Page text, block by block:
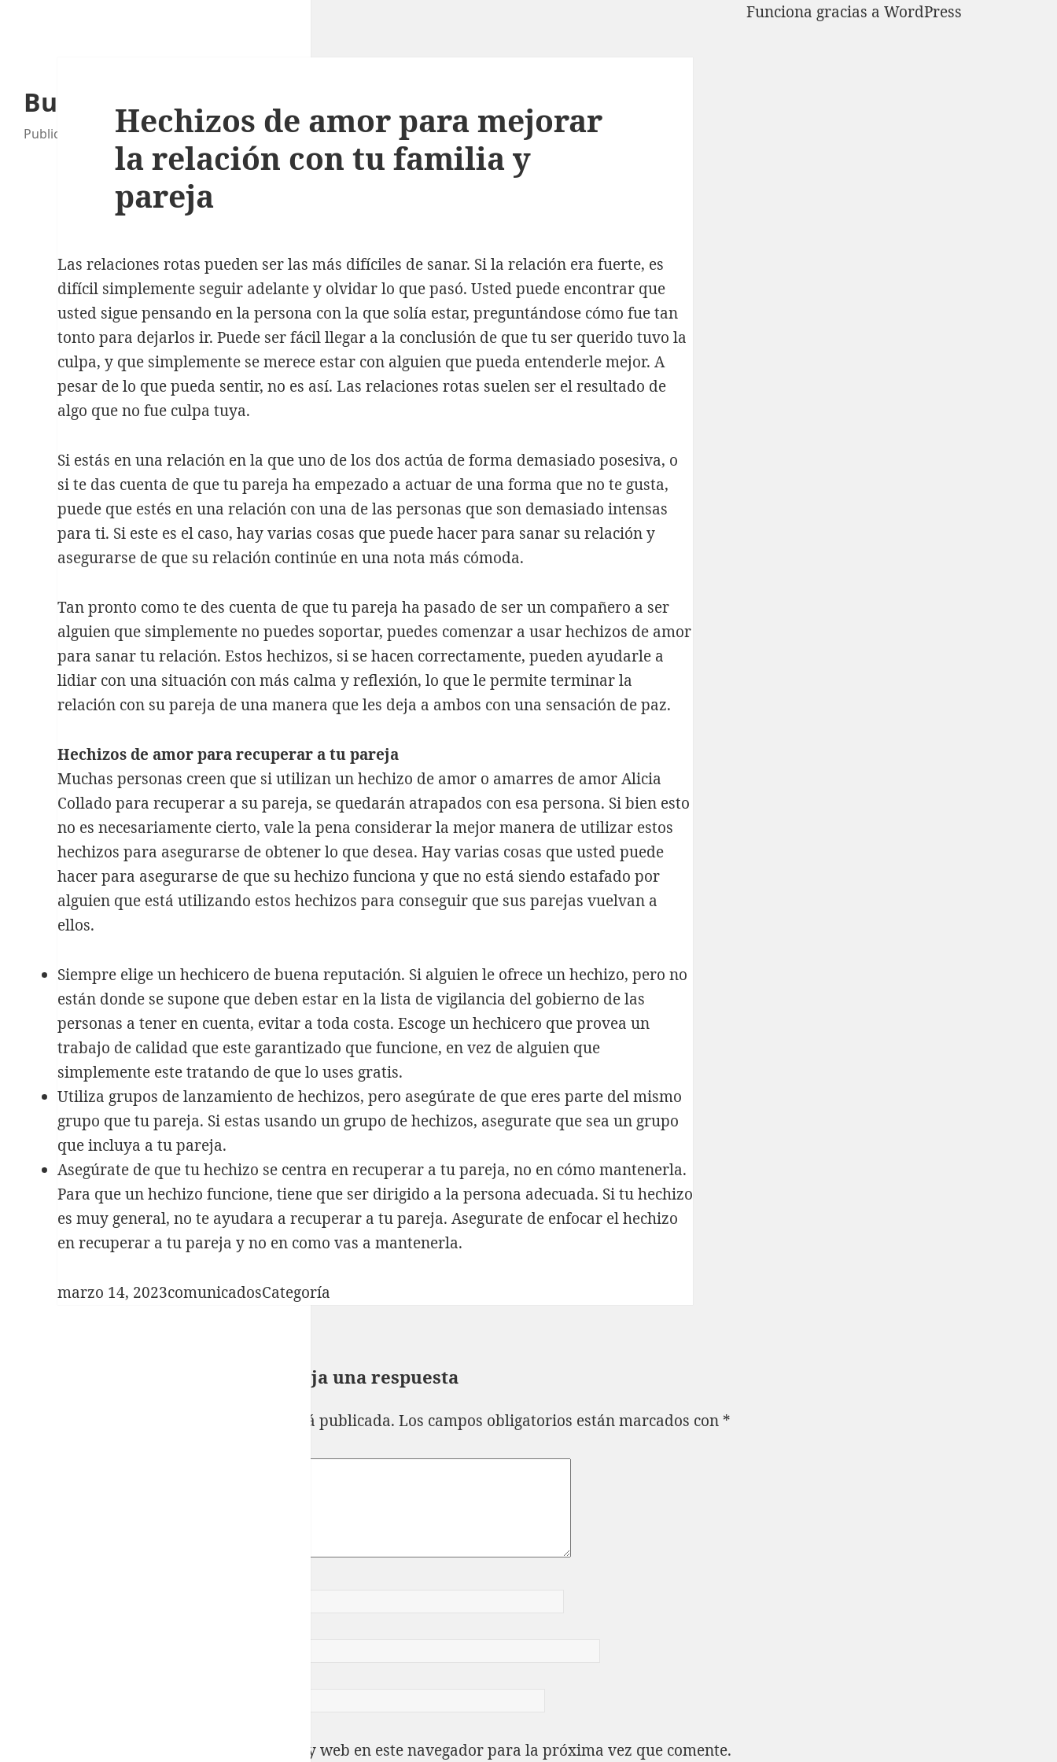
Buzoneo Madrid
Publicidad y mucho más
ENTRADAS RECIENTES
Tarot y endulzamientos:
Por qué una lectura
previa puede cambiar el
rumbo de tu relación
Madrid: Todo lo que
debes saber antes de tu
elección
Telefonía VoIP
empresarial: La guía
definitiva para reducir
Compliance Penal: La
seguridad jurídica que
su empresa necesita en
Madrid
situaciones clave en
Madrid
Hechizos de amor para mejorar
la relación con tu familia y
pareja
Las relaciones rotas pueden ser las más difíciles de sanar. Si la relación era fuerte, es
difícil simplemente seguir adelante y olvidar lo que pasó. Usted puede encontrar que
usted sigue pensando en la persona con la que solía estar, preguntándose cómo fue tan
tonto para dejarlos ir. Puede ser fácil llegar a la conclusión de que tu ser querido tuvo la
culpa, y que simplemente se merece estar con alguien que pueda entenderle mejor. A
pesar de lo que pueda sentir, no es así. Las relaciones rotas suelen ser el resultado de
algo que no fue culpa tuya.
Si estás en una relación en la que uno de los dos actúa de forma demasiado posesiva, o
si te das cuenta de que tu pareja ha empezado a actuar de una forma que no te gusta,
puede que estés en una relación con una de las personas que son demasiado intensas
para ti. Si este es el caso, hay varias cosas que puede hacer para sanar su relación y
asegurarse de que su relación continúe en una nota más cómoda.
Tan pronto como te des cuenta de que tu pareja ha pasado de ser un compañero a ser
alguien que simplemente no puedes soportar, puedes comenzar a usar hechizos de amor
para sanar tu relación. Estos hechizos, si se hacen correctamente, pueden ayudarle a
lidiar con una situación con más calma y reflexión, lo que le permite terminar la
relación con su pareja de una manera que les deja a ambos con una sensación de paz.
Hechizos de amor para recuperar a tu pareja
Muchas personas creen que si utilizan un hechizo de amor o amarres de amor Alicia
Collado para recuperar a su pareja, se quedarán atrapados con esa persona. Si bien esto
no es necesariamente cierto, vale la pena considerar la mejor manera de utilizar estos
hechizos para asegurarse de obtener lo que desea. Hay varias cosas que usted puede
hacer para asegurarse de que su hechizo funciona y que no está siendo estafado por
alguien que está utilizando estos hechizos para conseguir que sus parejas vuelvan a
ellos.
Siempre elige un hechicero de buena reputación. Si alguien le ofrece un hechizo, pero no
están donde se supone que deben estar en la lista de vigilancia del gobierno de las
personas a tener en cuenta, evitar a toda costa. Escoge un hechicero que provea un
trabajo de calidad que este garantizado que funcione, en vez de alguien que
simplemente este tratando de que lo uses gratis.
Utiliza grupos de lanzamiento de hechizos, pero asegúrate de que eres parte del mismo
grupo que tu pareja. Si estas usando un grupo de hechizos, asegurate que sea un grupo
que incluya a tu pareja.
Asegúrate de que tu hechizo se centra en recuperar a tu pareja, no en cómo mantenerla.
Para que un hechizo funcione, tiene que ser dirigido a la persona adecuada. Si tu hechizo
es muy general, no te ayudara a recuperar a tu pareja. Asegurate de enfocar el hechizo
en recuperar a tu pareja y no en como vas a mantenerla.
Publicado
marzo 14, 2023Autor
comunicadosCategorías
Categoría
Deja una respuesta
Tu dirección de correo electrónico no será publicada. Los campos obligatorios están marcados con *
Guarda mi nombre, correo electrónico y web en este navegador para la próxima vez que comente.
Funciona gracias a WordPress